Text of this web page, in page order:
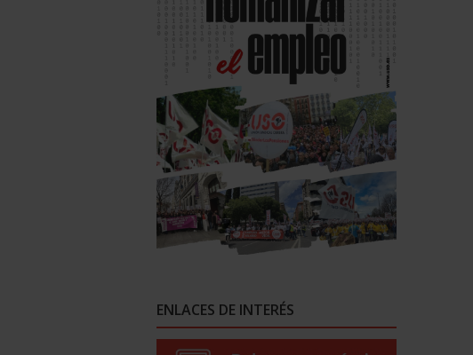
ENLACES DE INTERÉS